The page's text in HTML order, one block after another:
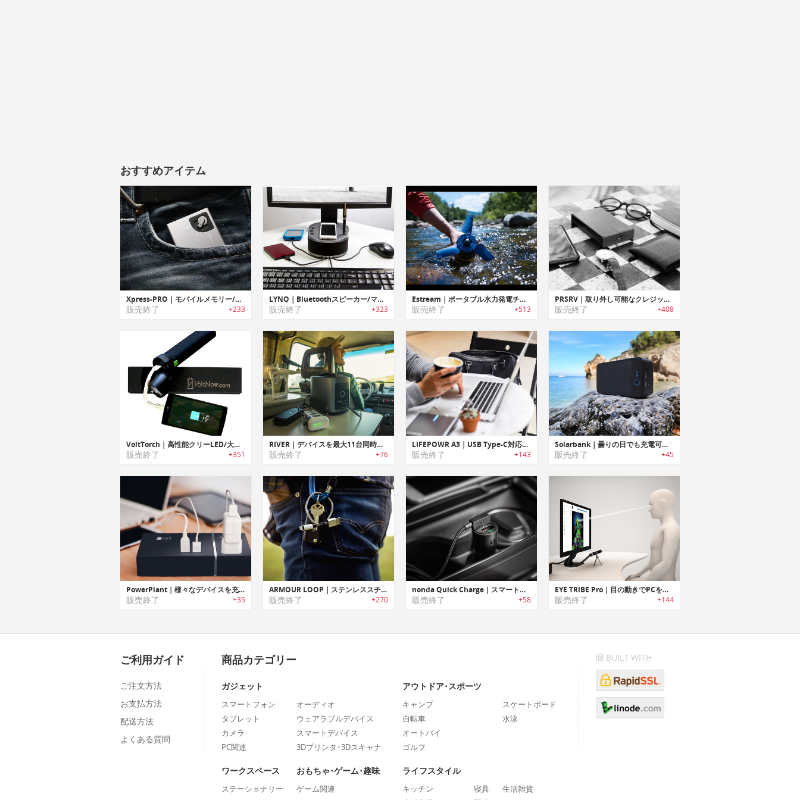
おすすめアイテム
Xpress-PRO｜モバイルメモリー/充電ステーション「エクスプレスプロ」
販売終了 +233
LYNQ｜Bluetoothスピーカー/マイク搭載6イン1多機能チャージングハブ「リンク」
販売終了 +323
Estream｜ポータブル水力発電チャージャー「イーストリーム」
販売終了 +513
PRSRV｜取り外し可能なクレジットカードバッテリー搭載パワーバンク「プリザーブ」
販売終了 +408
VoltTorch｜高性能クリーLED/大容量バッテリー搭載したフラッシュライト「ボルトタッチ」
販売終了 +351
RIVER｜デバイスを最大11台同時に充電可能なパワフルモバイルパワーステーション「リバー」
販売終了 +76
LIFEPOWR A3｜USB Type-C対応ポータブルチャージャー「ライフパワーA3」
販売終了 +143
Solarbank｜曇りの日でも充電可能なソーラーパワーBluetoothスピーカー/モバイルバッテリー「ソーラーバンク」
販売終了 +45
PowerPlant｜様々なデバイスを充電可能なポータブルユニバーサルチャージャー「パワープラント」
販売終了 +35
ARMOUR LOOP｜ステンレススチール製ループデザインLightningケーブル「アーマーループ」
販売終了 +270
nonda Quick Charge｜スマートカーファインダー機能を搭載した車載用高速充電チャージャー
販売終了 +58
EYE TRIBE Pro｜目の動きでPCをコントロールするアイトラッカー「アイトライブプロ」
販売終了 +144
ご利用ガイド
ご注文方法
お支払方法
配送方法
よくある質問
商品カテゴリー
ガジェット
スマートフォン
タブレット
カメラ
PC関連
オーディオ
ウェアラブルデバイス
スマートデバイス
3Dプリンタ･3Dスキャナ
アウトドア･スポーツ
キャンプ
自転車
オートバイ
ゴルフ
スケートボード
水泳
ワークスペース
ステーショナリー
おもちゃ･ゲーム･趣味
ゲーム関連
ライフスタイル
キッチン
寝具
生活雑貨
BUILT WITH